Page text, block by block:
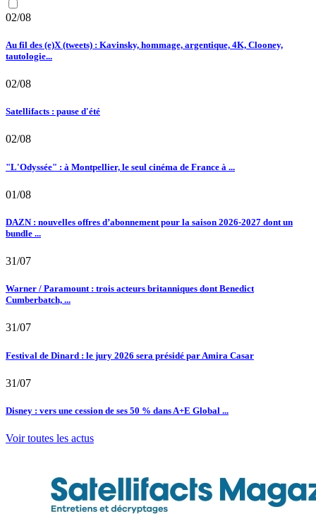
02/08
Au fil des (e)X (tweets) : Kavinsky, hommage, argentique, 4K, Clooney,
tautologie...
02/08
Satellifacts : pause d'été
02/08
"L'Odyssée" : à Montpellier, le seul cinéma de France à ...
01/08
DAZN : nouvelles offres d’abonnement pour la saison 2026-2027 dont un
bundle ...
31/07
Warner / Paramount : trois acteurs britanniques dont Benedict
Cumberbatch, ...
31/07
Festival de Dinard : le jury 2026 sera présidé par Amira Casar
31/07
Disney : vers une cession de ses 50 % dans A+E Global ...
Voir toutes les actus